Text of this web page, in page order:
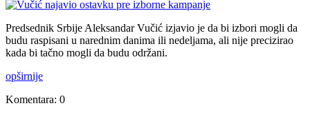
Predsednik Srbije Aleksandar Vučić izjavio je da bi izbori mogli da
budu raspisani u narednim danima ili nedeljama, ali nije precizirao
kada bi tačno mogli da budu održani.
opširnije
Komentara: 0